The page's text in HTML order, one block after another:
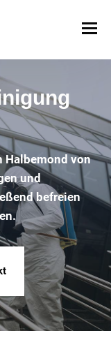
Halbemond von
und
befreien